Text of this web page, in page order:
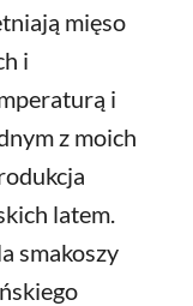
mięso
i
i
z moich
latem.
smakoszy